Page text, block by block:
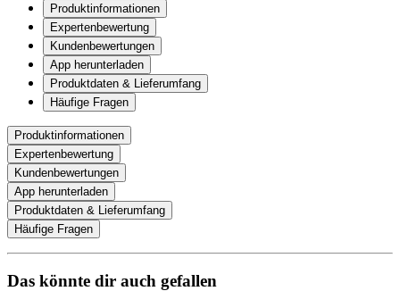
Produktinformationen
Expertenbewertung
Kundenbewertungen
App herunterladen
Produktdaten & Lieferumfang
Häufige Fragen
Produktinformationen
Expertenbewertung
Kundenbewertungen
App herunterladen
Produktdaten & Lieferumfang
Häufige Fragen
Das könnte dir auch gefallen